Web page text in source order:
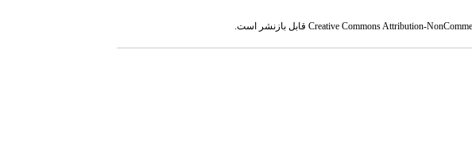
Creative Commons Attribution-قابل بازنشر است.